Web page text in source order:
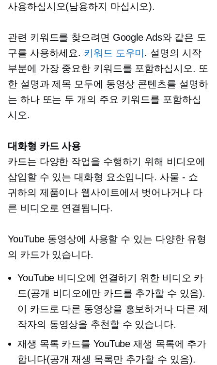
사용하십시오(남용하지 마십시오).
관련 키워드를 찾으려면 Google Ads와 같은 도
구를 사용하세요. 키워드 도우미 . 설명의 시작
부분에 가장 중요한 키워드를 포함하십시오. 또
한 설명과 제목 모두에 동영상 콘텐츠를 설명하
는 하나 또는 두 개의 주요 키워드를 포함하십
시오.
대화형 카드 사용
카드는 다양한 작업을 수행하기 위해 비디오에
삽입할 수 있는 대화형 요소입니다. 사물 - 쇼
귀하의 제품이나 웹사이트에서 벗어나거나 다
른 비디오로 연결됩니다.
YouTube 동영상에 사용할 수 있는 다양한 유형
의 카드가 있습니다.
YouTube 비디오에 연결하기 위한 비디오 카
드(공개 비디오에만 카드를 추가할 수 있음).
이 카드로 다른 동영상을 홍보하거나 다른 제
작자의 동영상을 추천할 수 있습니다.
재생 목록 카드를 YouTube 재생 목록에 추가
합니다(공개 재생 목록만 추가할 수 있음).